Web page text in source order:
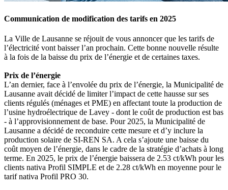
Communication de modification des tarifs en 2025
La Ville de Lausanne se réjouit de vous annoncer que les tarifs de
l’électricité vont baisser l’an prochain. Cette bonne nouvelle résulte
à la fois de la baisse du prix de l’énergie et de certaines taxes.
Prix de l’énergie
L’an dernier, face à l’envolée du prix de l’énergie, la Municipalité de
Lausanne avait décidé de limiter l’impact de cette hausse sur ses
clients régulés (ménages et PME) en affectant toute la production de
l’usine hydroélectrique de Lavey - dont le coût de production est bas
- à l’approvisionnement de base. Pour 2025, la Municipalité de
Lausanne a décidé de reconduire cette mesure et d’y inclure la
production solaire de SI-REN SA. A cela s’ajoute une baisse du
coût moyen de l’énergie, dans le cadre de la stratégie d’achats à long
terme. En 2025, le prix de l’énergie baissera de 2.53 ct/kWh pour les
clients nativa Profil SIMPLE et de 2.28 ct/kWh en moyenne pour le
tarif nativa Profil PRO 30.